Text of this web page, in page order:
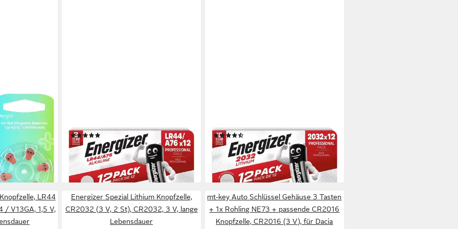
Braun 1,4V
12/24 St.
180
Ø7,9 ×
bei dir
ab 9,59 €
lieferbar - in 2-3 Werktagen bei dir
23,79 €
lieferbar - in 2-3 Werktagen bei dir
LR44
/ V13GA, 1,5 V,
Energizer Spezial Lithium Knopfzelle,
CR2032 (3 V, 2 St), CR2032, 3 V, lange
Lebensdauer
mt-key Auto Schlüssel Gehäuse 3 Tasten
+ 1x Rohling NE73 + passende CR2016
Knopfzelle, CR2016 (3 V), für Dacia